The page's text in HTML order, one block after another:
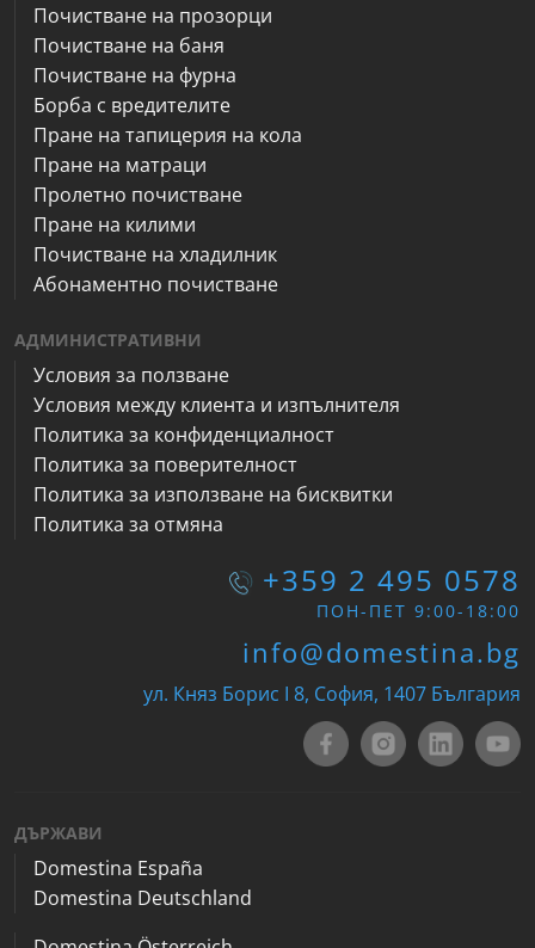
Почистване на прозорци
Почистване на баня
Почистване на фурна
Борба с вредителите
Пране на тапицерия на кола
Пране на матраци
Пролетно почистване
Пране на килими
Почистване на хладилник
Абонаментно почистване
АДМИНИСТРАТИВНИ
Условия за ползване
Условия между клиента и изпълнителя
Политика за конфиденциалност
Политика за поверителност
Политика за използване на бисквитки
Политика за отмяна
+359 2 495 0578
ПОН-ПЕТ 9:00-18:00
info@domestina.bg
ул. Княз Борис I 8, София, 1407 България
ДЪРЖАВИ
Domestina España
Domestina Deutschland